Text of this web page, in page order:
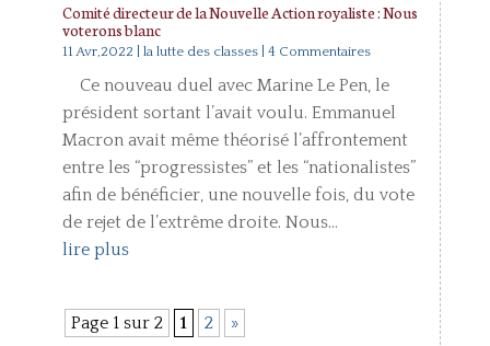
Comité directeur de la Nouvelle Action royaliste : Nous
voterons blanc
11 Avr,2022 la lutte des classes| 4 Commentaires
Ce nouveau duel avec Marine Le Pen, le
président sortant l’avait voulu. Emmanuel
Macron avait même théorisé l’affrontement
entre les “progressistes” et les “nationalistes”
afin de bénéficier, une nouvelle fois, du vote
de rejet de l’extrême droite. Nous...
lire plus
Page 1 sur 2 1 2 »